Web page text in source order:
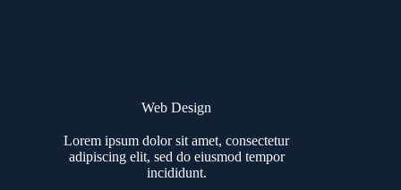
Web Design
Lorem ipsum dolor sit amet, consectetur
adipiscing elit, sed do eiusmod tempor
incididunt.